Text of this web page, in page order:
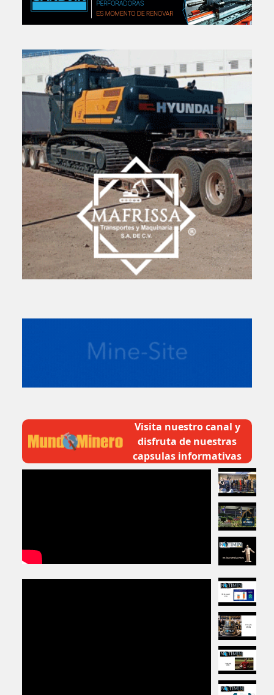
Visita nuestro canal y
disfruta de nuestras
capsulas informativas